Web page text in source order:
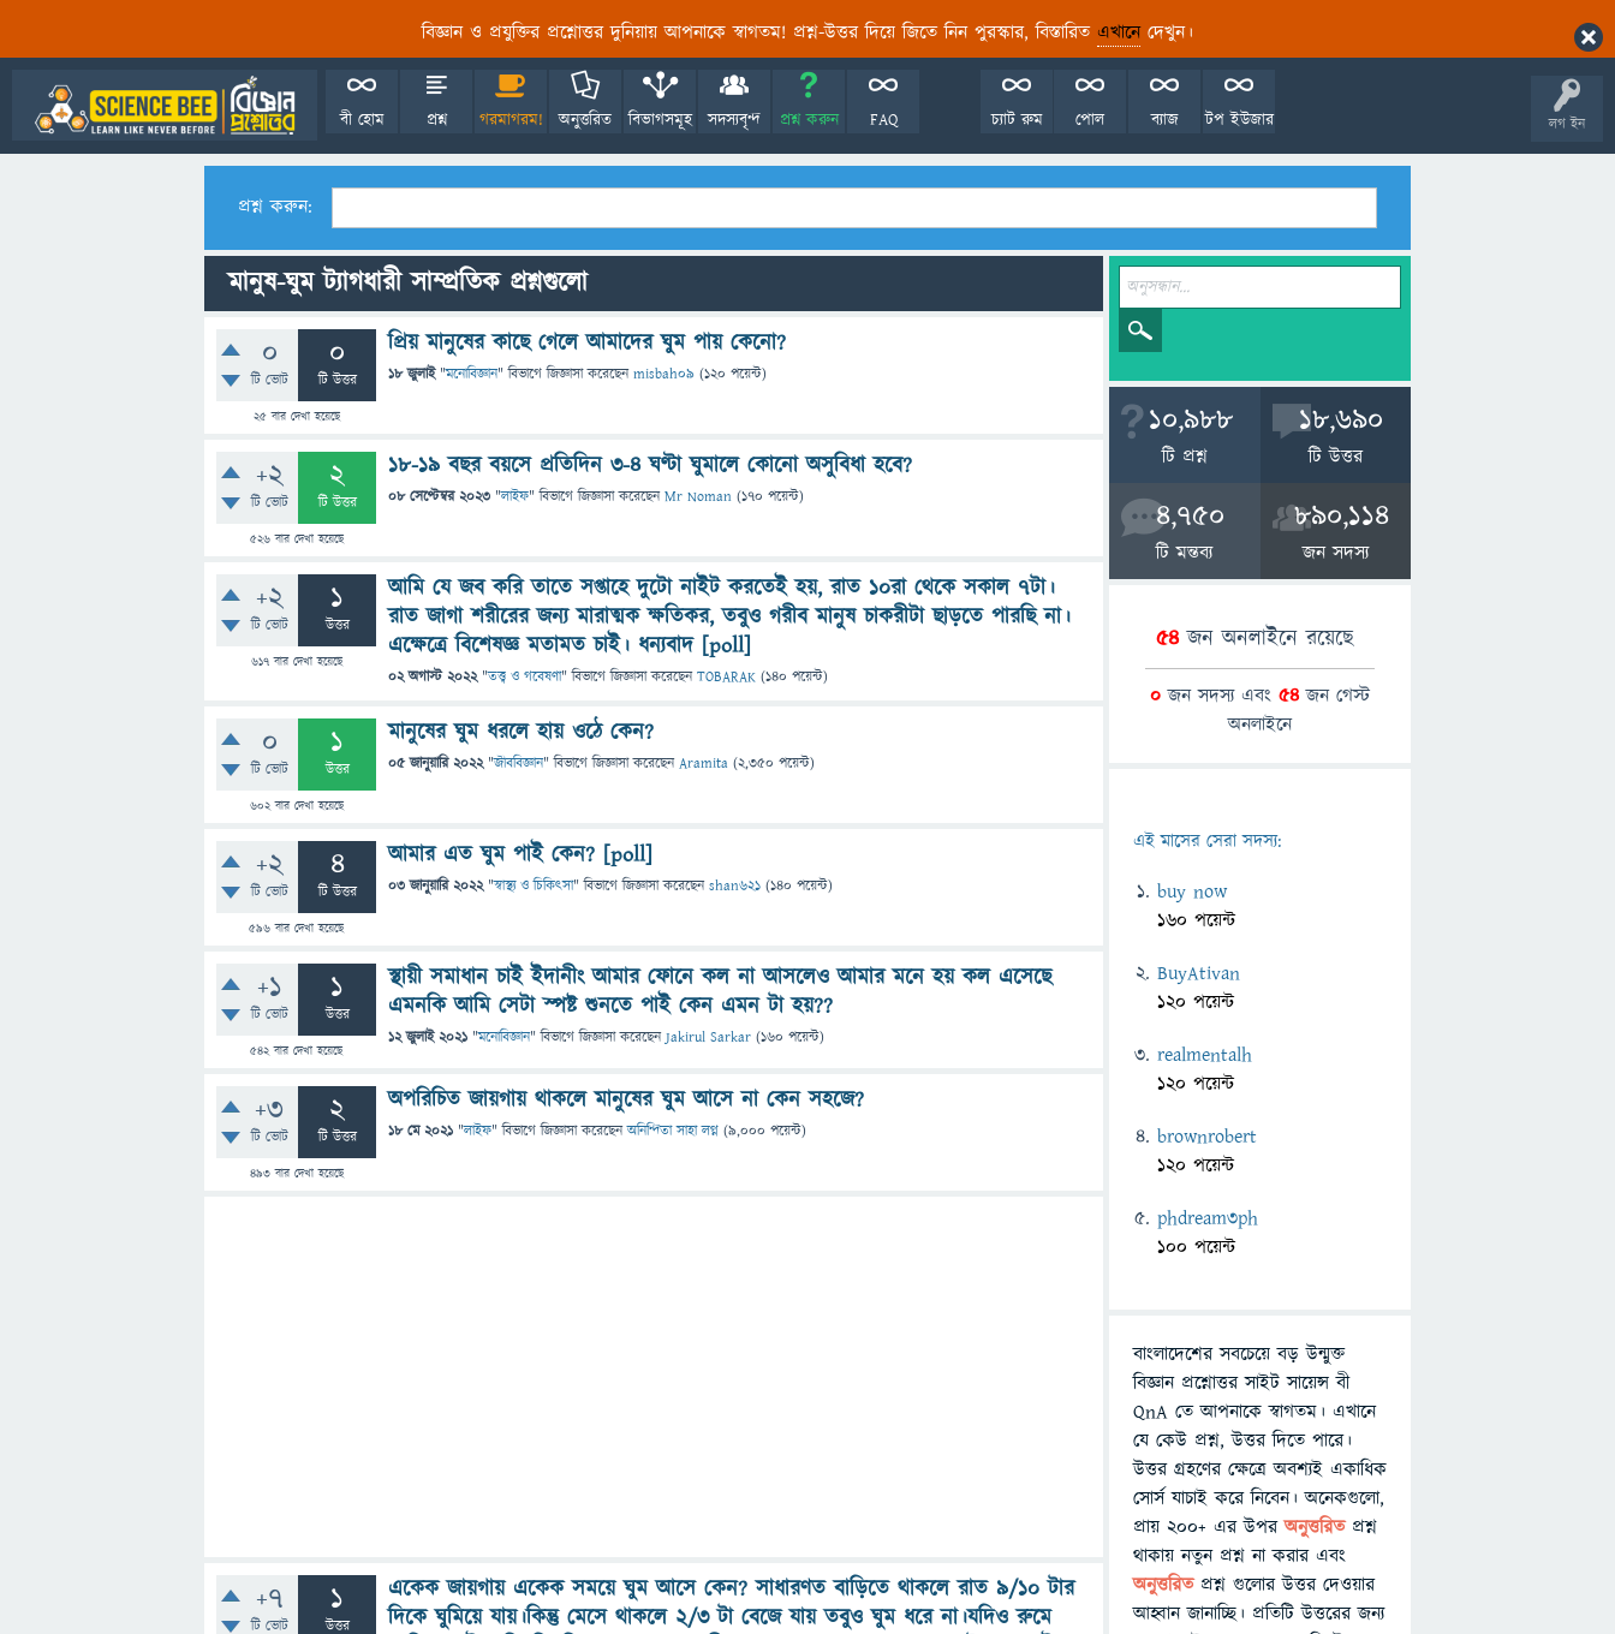
বিজ্ঞান ও প্রযুক্তির প্রশ্নোত্তর দুনিয়ায় আপনাকে স্বাগতম! প্রশ্ন-উত্তর দিয়ে জিতে নিন পুরস্কার, বিস্তারিত এখানেদেখুন।
লগ ইন
বী হোম প্রশ্ন গরমাগরম! অনুত্তরিত বিভাগসমূহ সদস্যবৃন্দ প্রশ্ন করুন FAQ টপ ইউজার
ব্যাজ
পোল
চ্যাট রুম
প্রশ্ন করুন:
মানুষ-ঘুম ট্যাগধারী সাম্প্রতিক প্রশ্নগুলো
0
টি ভোট
0
টি উত্তর
25বার দেখা হয়েছে
প্রিয় মানুষের কাছে গেলে আমাদের ঘুম পায় কেনো?
18 জুলাই "মনোবিজ্ঞান" বিভাগে জিজ্ঞাসাকরেছেনmisbah09 (120 পয়েন্ট)
+2
টি ভোট
2
টি উত্তর
526বার দেখা হয়েছে
১৮-1৯ বছর বয়সে প্রতিদিন ৩-৪ ঘণ্টা ঘুমালে কোনো অসুবিধা হবে?
08 সেপ্টেম্বর 2023 "লাইফ" বিভাগে জিজ্ঞাসাকরেছেনMr Noman (170 পয়েন্ট)
+2
টি ভোট
1
উত্তর
617বার দেখা হয়েছে
আমি যে জব করি তাতে সপ্তাহে দুটো নাইট করতেই হয়, রাত ১০রা থেকে সকাল ৭টা।
রাত জাগা শরীরের জন্য মারাত্মক ক্ষতিকর, তবুও গরীব মানুষ চাকরীটা ছাড়তে পারছি না।
এক্ষেত্রে বিশেষজ্ঞ মতামত চাই। ধন্যবাদ [poll]
02 অগাস্ট 2022 "তত্ত্ব ও গবেষণা" বিভাগে জিজ্ঞাসাকরেছেনTOBARAK (140 পয়েন্ট)
0
টি ভোট
1
উত্তর
602বার দেখা হয়েছে
মানুষের ঘুম ধরলে হায় ওঠে কেন?
05 জানুয়ারি 2022 "জীববিজ্ঞান" বিভাগে জিজ্ঞাসাকরেছেনAramita (2,350 পয়েন্ট)
+2
টি ভোট
4
টি উত্তর
596 বার দেখা হয়েছে
আমার এত ঘুম পাই কেন? [poll]
03 জানুয়ারি 2022 "স্বাস্থ্য ও চিকিৎসা" বিভাগে জিজ্ঞাসাকরেছেনshan621 (140 পয়েন্ট)
+1
টি ভোট
1
উত্তর
542বার দেখা হয়েছে
স্থায়ী সমাধান চাই ইদানীং আমার ফোনে কল না আসলেও আমার মনে হয় কল এসেছে
এমনকি আমি সেটা স্পষ্ট শুনতে পাই কেন এমন টা হয়??
12 জুলাই 2021 "মনোবিজ্ঞান" বিভাগে জিজ্ঞাসাকরেছেনJakirul Sarkar (160 পয়েন্ট)
+3
টি ভোট
2
টি উত্তর
493বার দেখা হয়েছে
অপরিচিত জায়গায় থাকলে মানুষের ঘুম আসে না কেন সহজে?
18 মে 2021 "লাইফ" বিভাগে জিজ্ঞাসাকরেছেনঅনিন্দিতা সাহা লগ্ন (9,000 পয়েন্ট)
+7
টি ভোট
1
উত্তর
একেক জায়গায় একেক সময়ে ঘুম আসে কেন? সাধারণত বাড়িতে থাকলে রাত ৯/১০ টার
দিকে ঘুমিয়ে যায়।কিন্তু মেসে থাকলে ২/৩ টা বেজে যায় তবুও ঘুম ধরে না।যদিও রুমে
10,988
টি প্রশ্ন
18,690
টি উত্তর
4,750
টি মন্তব্য
890,114
জন সদস্য
54জন অনলাইনে রয়েছে
0 জন সদস্য এবং 54 জন গেস্ট
অনলাইনে
এই মাসের সেরা সদস্য:
buy now
160 পয়েন্ট
BuyAtivan
120 পয়েন্ট
realmentalh
120 পয়েন্ট
brownrobert
120 পয়েন্ট
phdream3ph
100 পয়েন্ট
বাংলাদেশের সবচেয়ে বড় উন্মুক্ত
বিজ্ঞান প্রশ্নোত্তর সাইট সায়েন্স বী
QnA তে আপনাকে স্বাগতম। এখানে
যে কেউ প্রশ্ন, উত্তর দিতে পারে।
উত্তর গ্রহণের ক্ষেত্রে অবশ্যই একাধিক
সোর্স যাচাই করে নিবেন। অনেকগুলো,
প্রায় ২০০+ এর উপরঅনুত্তরিতপ্রশ্ন
থাকায় নতুন প্রশ্ন না করার এবং
অনুত্তরিত প্রশ্ন গুলোর উত্তর দেওয়ার
আহ্বান জানাচ্ছি। প্রতিটি উত্তরের জন্য